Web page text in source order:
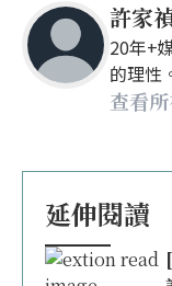
許家
20年+
的理性
查看
延伸閱讀